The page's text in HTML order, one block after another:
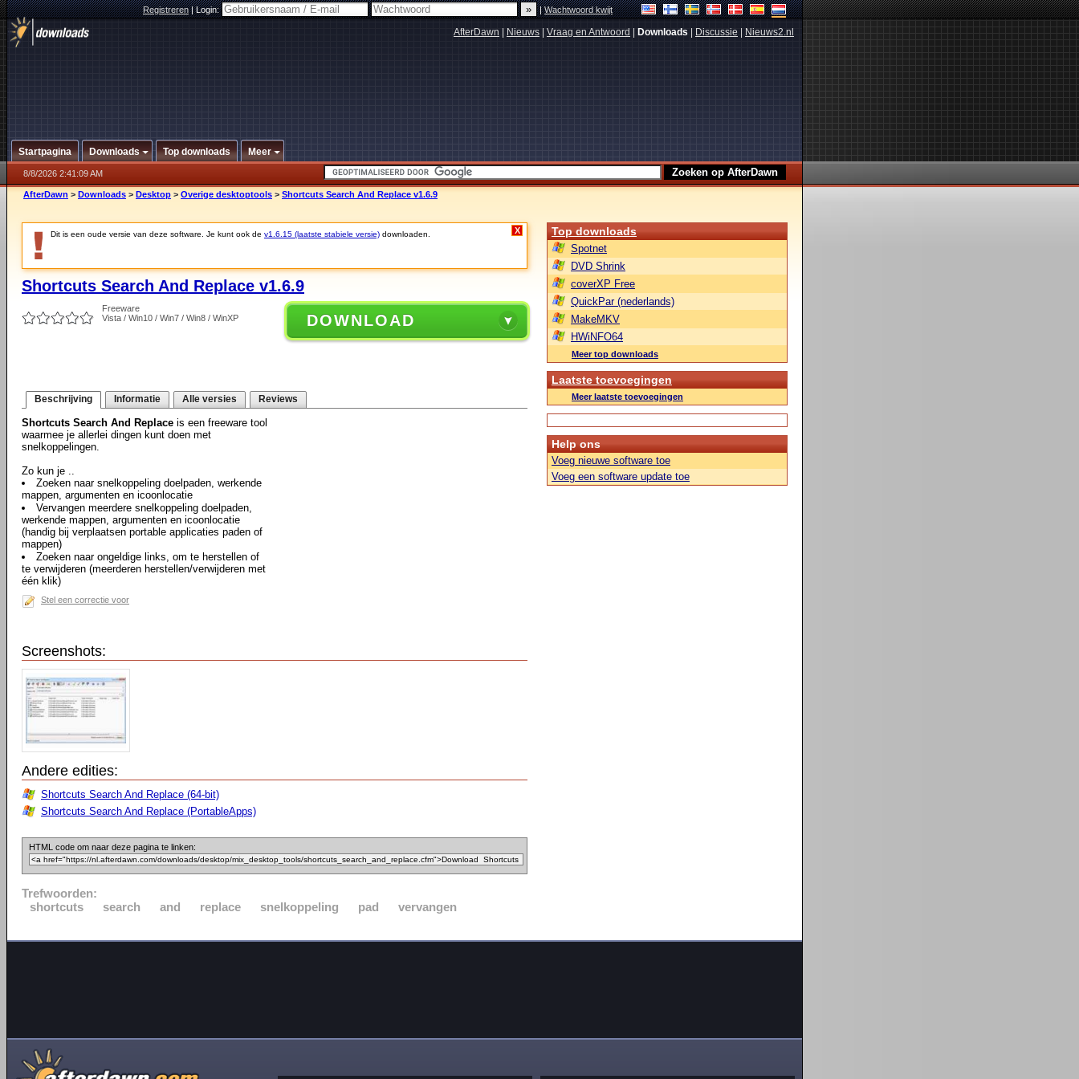
Registreren|Login: |Wachtwoord kwijt
AfterDawn Nieuws Vraag en Antwoord Downloads Discussie Nieuws2.nl
Startpagina Downloads Top downloads Meer
8/8/2026 2:41:09 AM
AfterDawn > Downloads > Desktop > Overige desktoptools > Shortcuts Search And Replace v1.6.9
Dit is een oude versie van deze software. Je kunt ook de v1.6.15 (laatste stabiele versie) downloaden. X
Shortcuts Search And Replace v1.6.9
Freeware
Vista / Win10 / Win7 / Win8 / WinXP
DOWNLOAD
Beschrijving Informatie Alle versies Reviews
Shortcuts Search And Replace is een freeware tool
waarmee je allerlei dingen kunt doen met
snelkoppelingen.
Zo kun je ..
Zoeken naar snelkoppeling doelpaden, werkende
mappen, argumenten en icoonlocatie
Vervangen meerdere snelkoppeling doelpaden,
werkende mappen, argumenten en icoonlocatie
(handig bij verplaatsen portable applicaties paden of
mappen)
Zoeken naar ongeldige links, om te herstellen of
te verwijderen (meerderen herstellen/verwijderen met
één klik)
Stel een correctie voor
Screenshots:
Andere edities:
Shortcuts Search And Replace (64-bit)
Shortcuts Search And Replace (PortableApps)
HTML code om naar deze pagina te linken:
Trefwoorden:
shortcuts
search and replace snelkoppeling pad vervangen
Top downloads
Spotnet
DVD Shrink
coverXP Free
QuickPar (nederlands)
MakeMKV
HWiNFO64
Meer top downloads
Laatste toevoegingen
Meer laatste toevoegingen
Help ons
Voeg nieuwe software toe
Voeg een software update toe